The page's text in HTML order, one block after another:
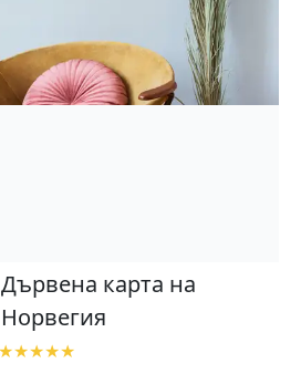
Дървена карта на
Норвегия